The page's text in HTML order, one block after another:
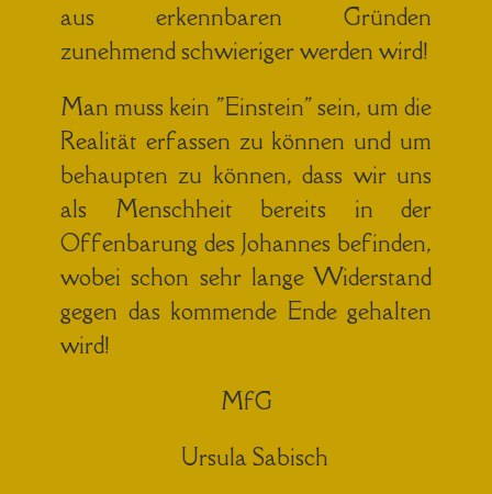
aus erkennbaren Gründen
zunehmend schwieriger werden wird!
Man muss kein "Einstein" sein, um die
Realität erfassen zu können und um
behaupten zu können, dass wir uns
als Menschheit bereits in der
Offenbarung des Johannes befinden,
wobei schon sehr lange Widerstand
gegen das kommende Ende gehalten
wird!
MfG
Ursula Sabisch